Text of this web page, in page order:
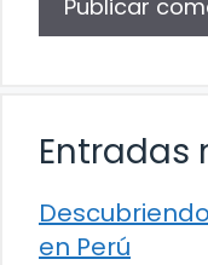
Entradas
en Perú